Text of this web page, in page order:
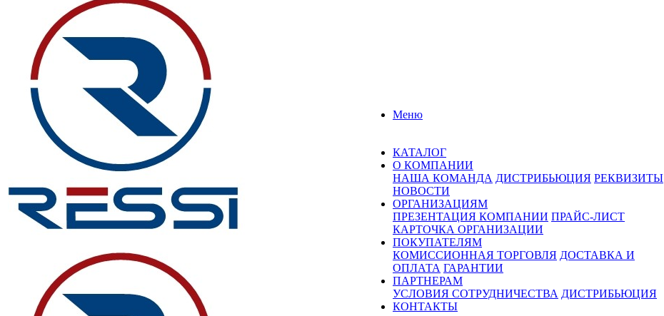
Меню
КАТАЛОГ
О КОМПАНИИ
НАША КОМАНДА ДИСТРИБЬЮЦИЯ РЕКВИЗИТЫ
НОВОСТИ
ОРГАНИЗАЦИЯМ
ПРЕЗЕНТАЦИЯ КОМПАНИИ ПРАЙС-ЛИСТ
КАРТОЧКА ОРГАНИЗАЦИИ
ПОКУПАТЕЛЯМ
КОМИССИОННАЯ ТОРГОВЛЯ ДОСТАВКА И
ОПЛАТА ГАРАНТИИ
ПАРТНЕРАМ
УСЛОВИЯ СОТРУДНИЧЕСТВА ДИСТРИБЬЮЦИЯ
КОНТАКТЫ